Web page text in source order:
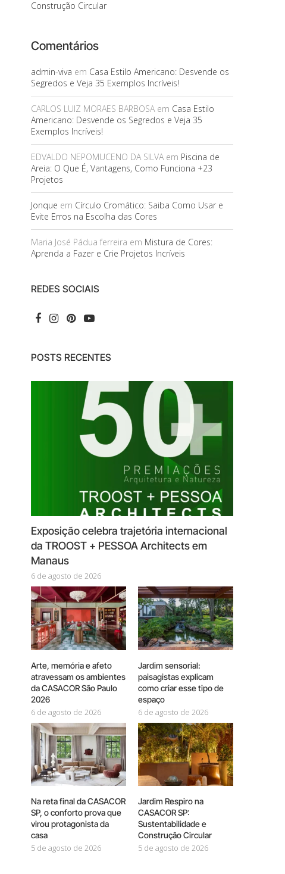
Construção Circular
Comentários
admin-viva em Casa Estilo Americano: Desvende os
Segredos e Veja 35 Exemplos Incríveis!
CARLOS LUIZ MORAES BARBOSAem Casa Estilo
Americano: Desvende os Segredos e Veja 35
Exemplos Incríveis!
EDVALDO NEPOMUCENO DA SILVAem Piscina de
Areia: O Que É, Vantagens, Como Funciona +23
Projetos
Jonque em Círculo Cromático: Saiba Como Usar e
Evite Erros na Escolha das Cores
Maria José Pádua ferreira em Mistura de Cores:
Aprenda a Fazer e Crie Projetos Incríveis
REDES SOCIAIS
POSTS RECENTES
Exposição celebra trajetória internacional
da TROOST + PESSOA Architects em
Manaus
6 de agosto de 2026
Arte, memória e afeto
atravessam os ambientes
da CASACOR São Paulo
2026
6 de agosto de 2026
Jardim sensorial:
paisagistas explicam
como criar esse tipo de
espaço
6 de agosto de 2026
Na reta final da CASACOR
SP, o conforto prova que
virou protagonista da
casa
5 de agosto de 2026
Jardim Respiro na
CASACOR SP:
Sustentabilidade e
Construção Circular
5 de agosto de 2026